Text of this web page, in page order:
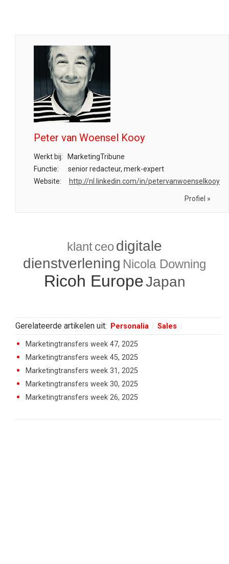
Peter van Woensel Kooy
Werkt bij:
MarketingTribune
Functie:
senior redacteur, merk-expert
Website:
http://nl.linkedin.com/in/petervanwoenselkooy
Profiel »
klantceodigitale
dienstverlening Nicola Downing
Ricoh EuropeJapan
Gerelateerde artikelen uit: Personalia Sales
Marketingtransfers week 47, 2025
Marketingtransfers week 45, 2025
Marketingtransfers week 31, 2025
Marketingtransfers week 30, 2025
Marketingtransfers week 26, 2025